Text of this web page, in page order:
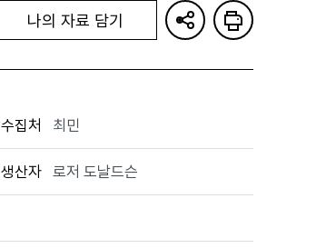
나의 자료 담기
수집처 최민
생산자 로저 도날드슨